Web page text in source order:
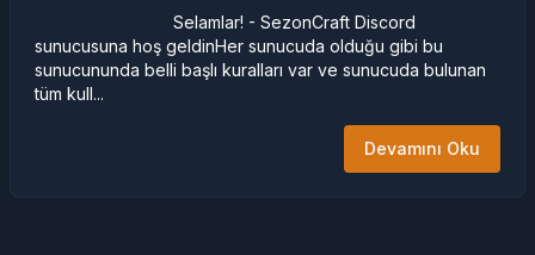
Selamlar! - SezonCraft Discord
sunucusuna hoş geldinHer sunucuda olduğu gibi bu
sunucununda belli başlı kuralları var ve sunucuda bulunan
tüm kull...
Devamını Oku